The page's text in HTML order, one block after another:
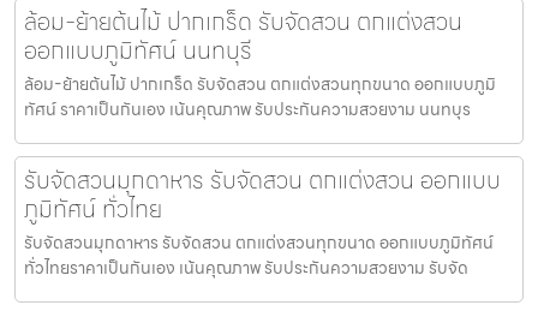
ล้อม-ย้ายต้นไม้ ปากเกร็ด รับจัดสวน ตกแต่งสวน
ออกแบบภูมิทัศน์ นนทบุรี
ล้อม-ย้ายต้นไม้ ปากเกร็ด รับจัดสวน ตกแต่งสวนทุกขนาด ออกแบบภูมิ
ทัศน์ ราคาเป็นกันเอง เน้นคุณภาพ รับประกันความสวยงาม นนทบุร
รับจัดสวนมุกดาหาร รับจัดสวน ตกแต่งสวน ออกแบบ
ภูมิทัศน์ ทั่วไทย
รับจัดสวนมุกดาหาร รับจัดสวน ตกแต่งสวนทุกขนาด ออกแบบภูมิทัศน์
ทั่วไทยราคาเป็นกันเอง เน้นคุณภาพ รับประกันความสวยงาม รับจัด